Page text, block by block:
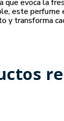
que evoca la
este perfume
y transforma